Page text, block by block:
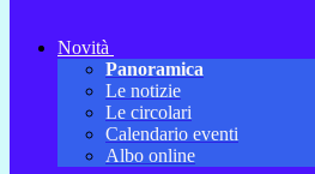
Novità
Panoramica
Le notizie
Le circolari
Calendario eventi
Albo online